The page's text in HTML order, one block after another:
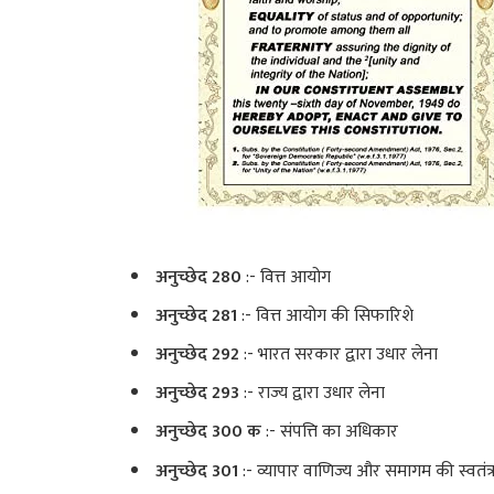
अनुच्छेद 280:- वित्त आयोग
अनुच्छेद 281:- वित्त आयोग की सिफारिशे
अनुच्छेद 292:- भारत सरकार द्वारा उधार लेना
अनुच्छेद 293:- राज्य द्वारा उधार लेना
अनुच्छेद 300 क:- संपत्ति का अधिकार
अनुच्छेद 301:- व्यापार वाणिज्य और समागम की